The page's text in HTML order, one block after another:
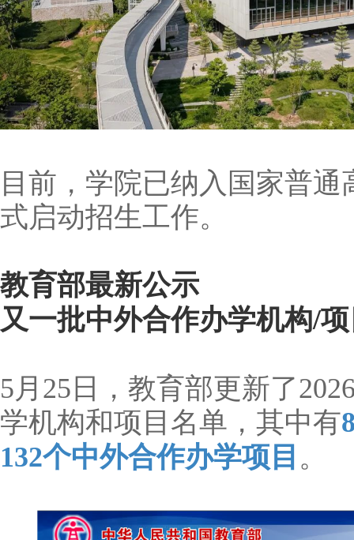
目前，学院已纳入国家普
式启动招生工作。
教育部最新公示
又一批中外合作办学机构/
5月25日，教育部更新了
学机构和项目名单，其中有
132个中外合作办学项目 。